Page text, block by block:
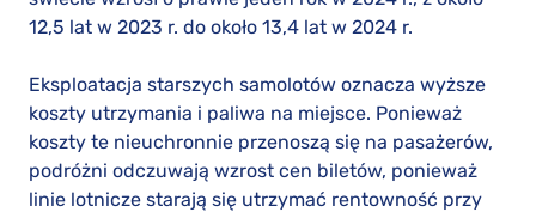
12,5 lat w 2023 r. do około 13,4 lat w 2024 r.
Eksploatacja starszych samolotów oznacza wyższe
koszty utrzymania i paliwa na miejsce. Ponieważ
koszty te nieuchronnie przenoszą się na pasażerów,
podróżni odczuwają wzrost cen biletów, ponieważ
linie lotnicze starają się utrzymać rentowność przy